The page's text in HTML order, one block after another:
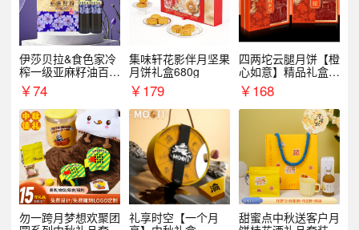
伊莎贝拉&食色家冷
榨一级亚麻籽油百紫
千红500ml*2礼盒
￥74
集味轩花影伴月坚果
月饼礼盒680g
￥179
四两坨云腿月饼【橙
心如意】精品礼盒4
50g/盒
￥168
勿一跨月梦想欢聚团 礼享时空【一个月
甜蜜点中秋送客户月